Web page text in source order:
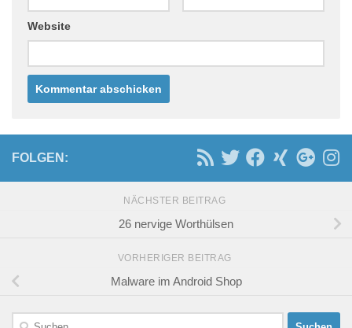
Website
FOLGEN:
NÄCHSTER BEITRAG
26 nervige Worthülsen
VORHERIGER BEITRAG
Malware im Android Shop
Suchen